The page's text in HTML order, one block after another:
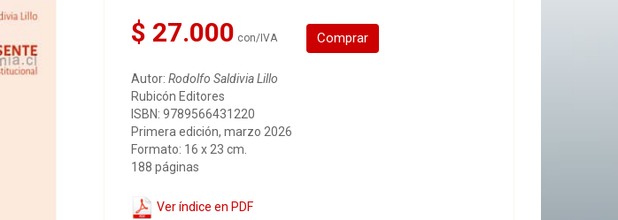
$ 27.000 con/IVA Comprar
Autor: Rodolfo Saldivia Lillo
Rubicón Editores
ISBN: 9789566431220
Primera edición, marzo 2026
Formato: 16 x 23 cm.
188 páginas
Ver índice en PDF